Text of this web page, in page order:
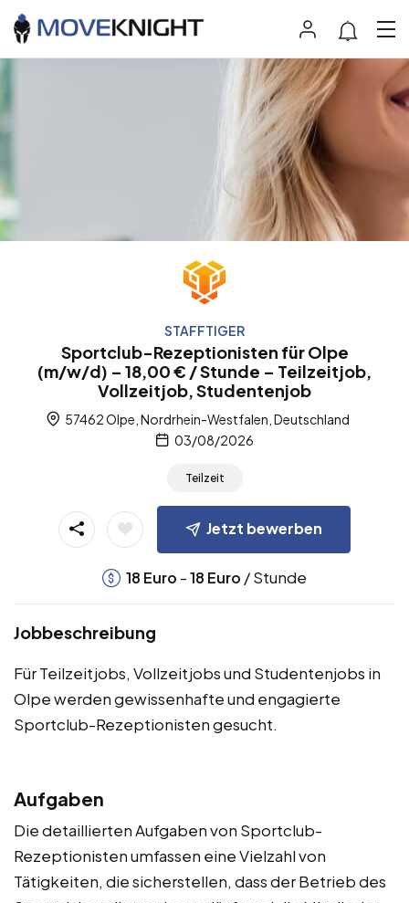
STAFFTIGER
Sportclub-Rezeptionisten für Olpe
(m/w/d) – 18,00 € / Stunde – Teilzeitjob,
Vollzeitjob, Studentenjob
57462 Olpe, Nordrhein-Westfalen, Deutschland
03/08/2026
Teilzeit
Jetzt bewerben
18 Euro -18 Euro / Stunde
Jobbeschreibung
Für Teilzeitjobs, Vollzeitjobs und Studentenjobs in
Olpe werden gewissenhafte und engagierte
Sportclub-Rezeptionisten gesucht.
Aufgaben
Die detaillierten Aufgaben von Sportclub-
Rezeptionisten umfassen eine Vielzahl von
Tätigkeiten, die sicherstellen, dass der Betrieb des